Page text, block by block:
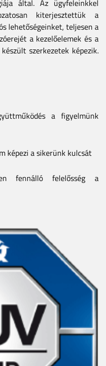
által. Az ügyfeleinkkel
kiterjesztettük a
lehetőségeinket, teljesen a
a kezelőelemek és a
szerkezetek képezik.
a figyelmünk
képezi a sikerünk kulcsát
fennálló felelősség a